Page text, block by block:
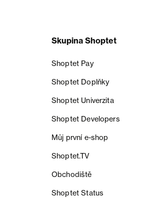
Skupina Shoptet
Shoptet Pay
Shoptet Doplňky
Shoptet Univerzita
Shoptet Developers
Můj první e-shop
Shoptet.TV
Obchodiště
Shoptet Status